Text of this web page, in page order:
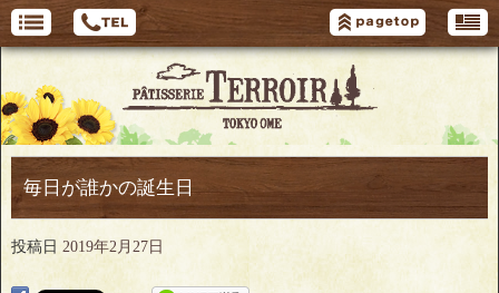
毎日が誰かの誕生日
投稿日 2019年2月27日